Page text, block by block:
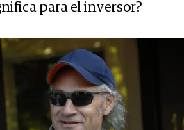
para el inversor?